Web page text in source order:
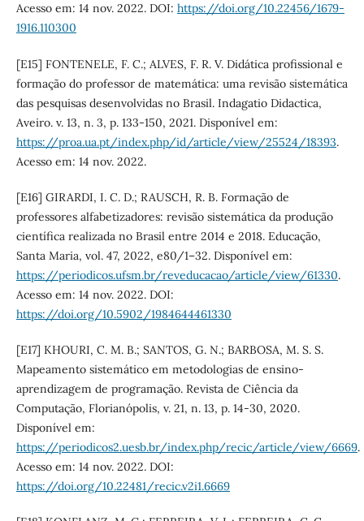
Acesso em: 14 nov. 2022. DOI: https://doi.org/10.22456/1679-
1916.110300
[E15] FONTENELE, F. C.; ALVES, F. R. V. Didática profissional e
formação do professor de matemática: uma revisão sistemática
das pesquisas desenvolvidas no Brasil. Indagatio Didactica,
Aveiro. v. 13, n. 3, p. 133-150, 2021. Disponível em:
https://proa.ua.pt/index.php/id/article/view/25524/18393.
Acesso em: 14 nov. 2022.
[E16] GIRARDI, I. C. D.; RAUSCH, R. B. Formação de
professores alfabetizadores: revisão sistemática da produção
científica realizada no Brasil entre 2014 e 2018. Educação,
Santa Maria, vol. 47, 2022, e80/1–32. Disponível em:
https://periodicos.ufsm.br/reveducacao/article/view/61330.
Acesso em: 14 nov. 2022. DOI:
https://doi.org/10.5902/1984644461330
[E17] KHOURI, C. M. B.; SANTOS, G. N.; BARBOSA, M. S. S.
Mapeamento sistemático em metodologias de ensino-
aprendizagem de programação. Revista de Ciência da
Computação, Florianópolis, v. 21, n. 13, p. 14-30, 2020.
Disponível em:
https://periodicos2.uesb.br/index.php/recic/article/view/6669.
Acesso em: 14 nov. 2022. DOI:
https://doi.org/10.22481/recic.v2i1.6669